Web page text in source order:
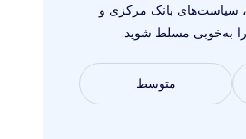
سیاست‌های بانک مرکزی و
به‌خوبی مسلط شوید.
متوسط